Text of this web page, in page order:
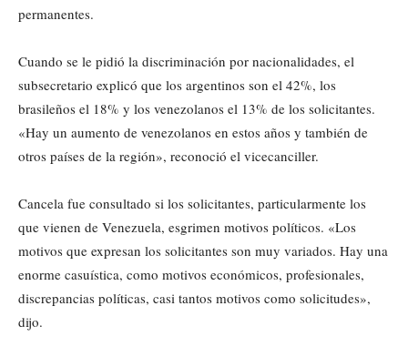
permanentes.
Cuando se le pidió la discriminación por nacionalidades, el
subsecretario explicó que los argentinos son el 42%, los
brasileños el 18% y los venezolanos el 13% de los solicitantes.
«Hay un aumento de venezolanos en estos años y también de
otros países de la región», reconoció el vicecanciller.
Cancela fue consultado si los solicitantes, particularmente los
que vienen de Venezuela, esgrimen motivos políticos. «Los
motivos que expresan los solicitantes son muy variados. Hay una
enorme casuística, como motivos económicos, profesionales,
discrepancias políticas, casi tantos motivos como solicitudes»,
dijo.